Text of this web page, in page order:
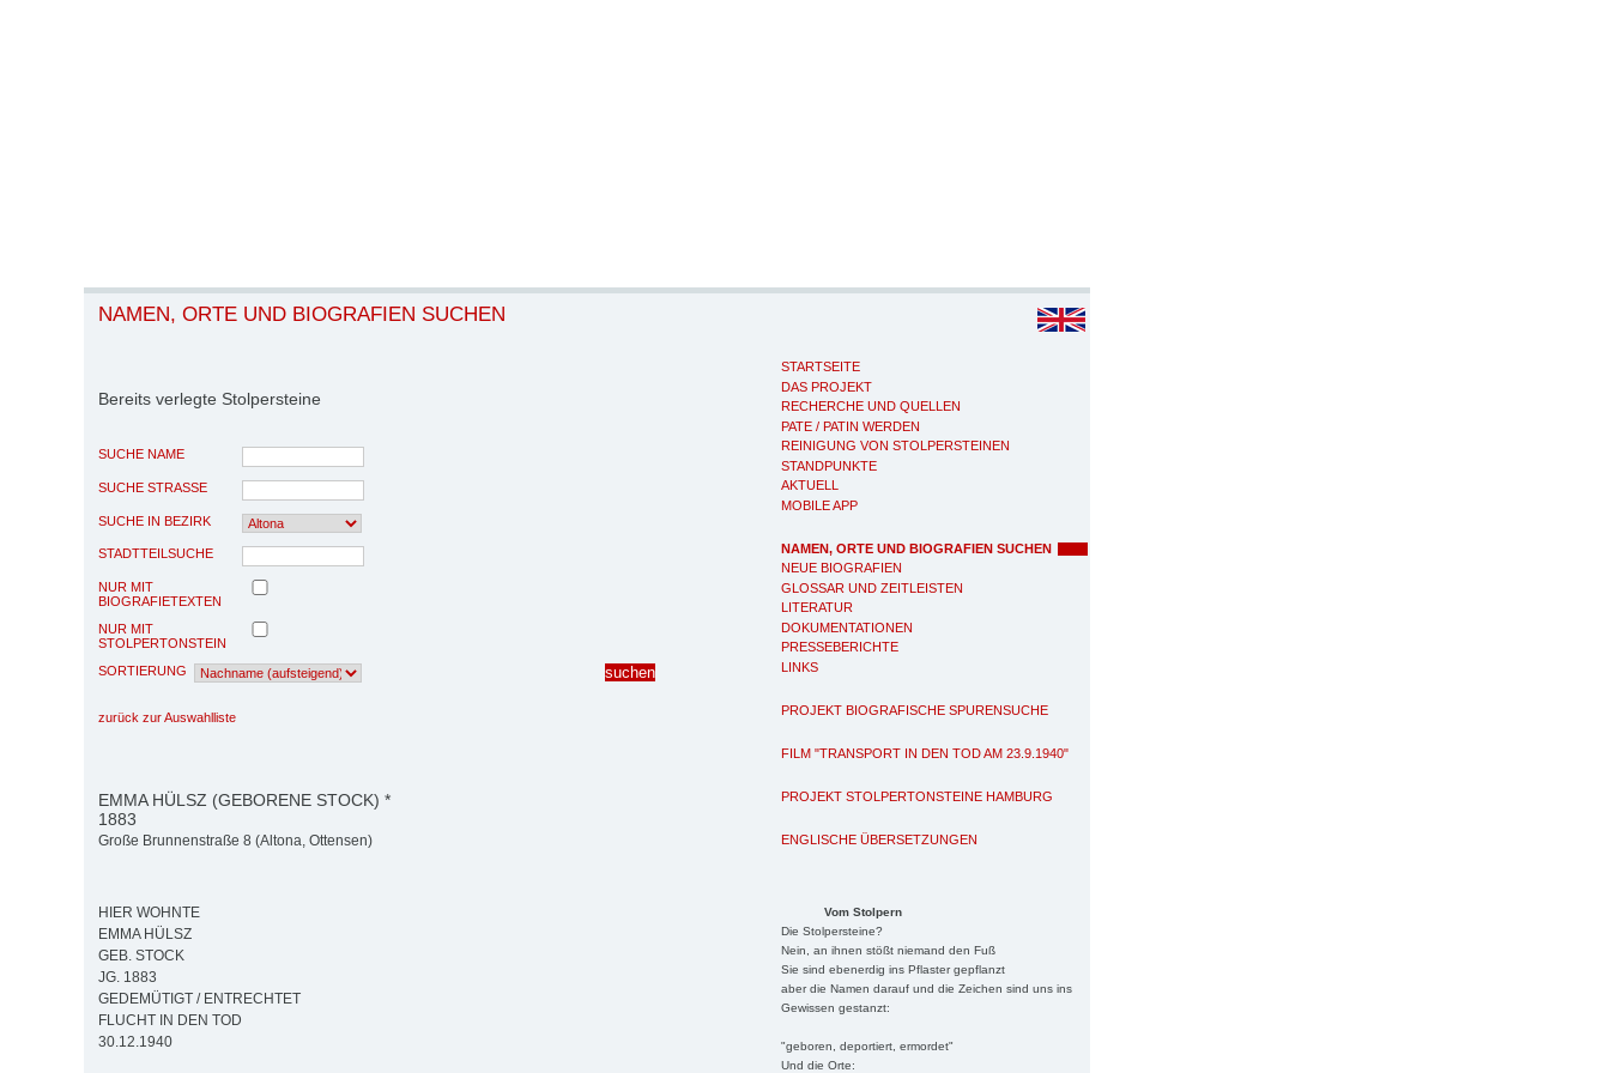
STARTSEITE
DAS PROJEKT
RECHERCHE UND QUELLEN
PATE / PATIN WERDEN
REINIGUNG VON STOLPERSTEINEN
STANDPUNKTE
AKTUELL
MOBILE APP
NAMEN, ORTE UND BIOGRAFIEN SUCHEN
NEUE BIOGRAFIEN
GLOSSAR UND ZEITLEISTEN
LITERATUR
DOKUMENTATIONEN
PRESSEBERICHTE
LINKS
PROJEKT BIOGRAFISCHE SPURENSUCHE
FILM "TRANSPORT IN DEN TOD AM 23.9.1940"
PROJEKT STOLPERTONSTEINE HAMBURG
ENGLISCHE ÜBERSETZUNGEN
Vom Stolpern
Die Stolpersteine?
Nein, an ihnen stößt niemand den Fuß
Sie sind ebenerdig ins Pflaster gepflanzt
aber die Namen darauf und die Zeichen sind uns ins
Gewissen gestanzt:
"geboren, deportiert, ermordet"
Und die Orte:
NAMEN, ORTE UND BIOGRAFIEN SUCHEN
Bereits verlegte Stolpersteine
SUCHE NAME
SUCHE STRASSE
SUCHE IN BEZIRK
STADTTEILSUCHE
NUR MIT
BIOGRAFIETEXTEN
NUR MIT
STOLPERTONSTEIN
SORTIERUNG
zurück zur Auswahlliste
EMMA HÜLSZ (GEBORENE STOCK) *
1883
Große Brunnenstraße 8 (Altona, Ottensen)
HIER WOHNTE
EMMA HÜLSZ
GEB. STOCK
JG. 1883
GEDEMÜTIGT / ENTRECHTET
FLUCHT IN DEN TOD
30.12.1940